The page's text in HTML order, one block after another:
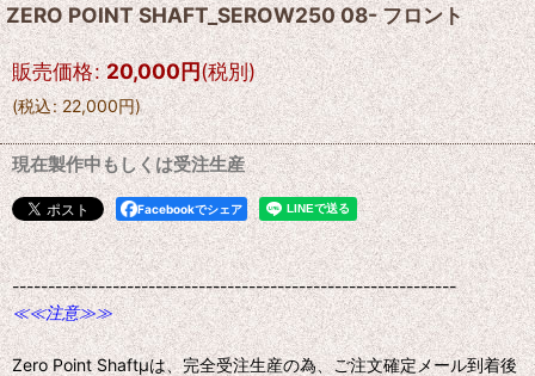
ZERO POINT SHAFT_SEROW250 08- フロント
販売価格: 20,000円(税別)
(税込: 22,000円)
現在製作中もしくは受注生産
Facebookでシェア
--------------------------------------------------------------
≪≪注意≫≫
Zero Point Shaftμは、完全受注生産の為、ご注文確定メール到着後